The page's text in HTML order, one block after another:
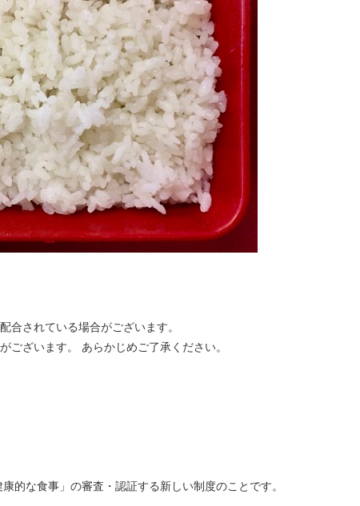
合されている場合がございます。
ざいます。 あらかじめご了承ください。
的な食事」の審査・認証する新しい制度のことです。